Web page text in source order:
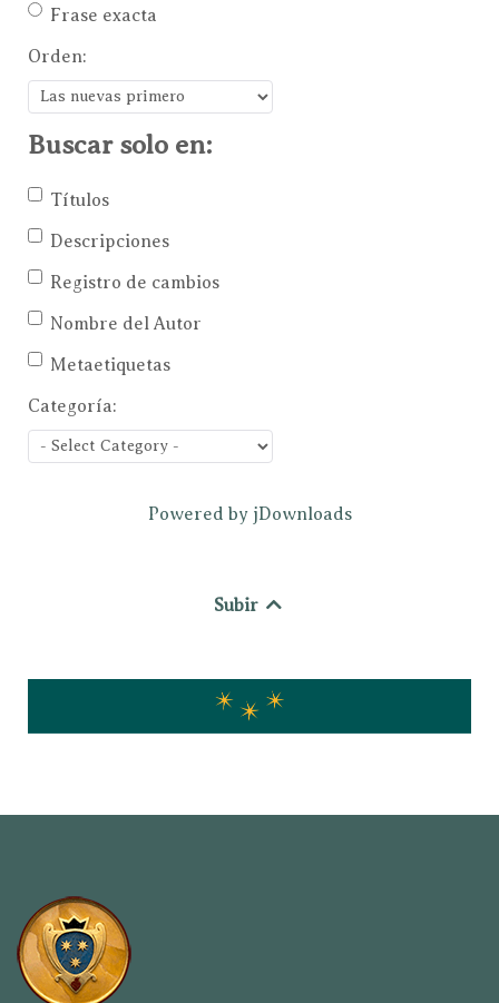
Frase exacta
Orden:
Buscar solo en:
Títulos
Descripciones
Registro de cambios
Nombre del Autor
Metaetiquetas
Categoría:
Powered by jDownloads
Subir